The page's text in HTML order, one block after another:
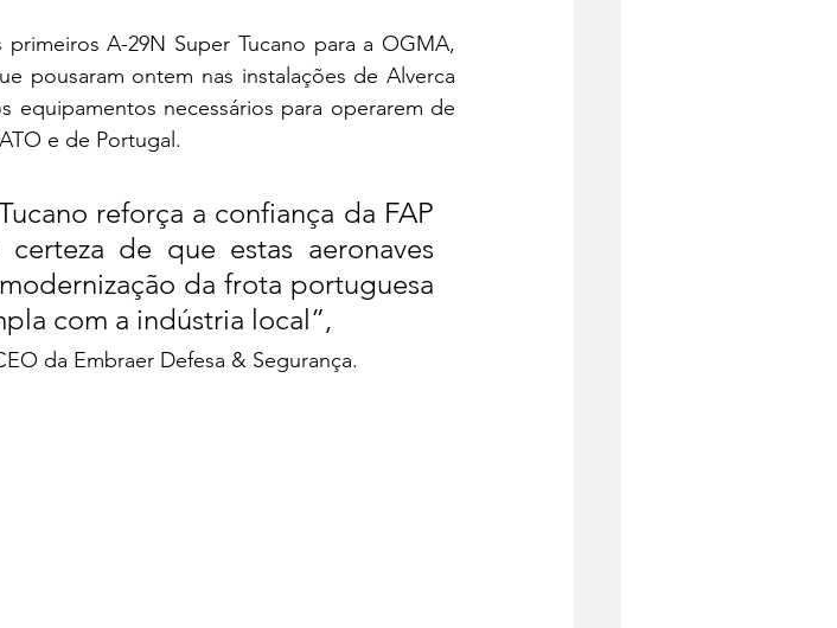
A-29N Super Tucano para a OGMA,
pousaram ontem nas instalações de Alverca
necessários para operarem de
e de Portugal.
reforça a confiança da FAP
de que estas aeronaves
da frota portuguesa
com a indústria local”,
da Embraer Defesa & Segurança.